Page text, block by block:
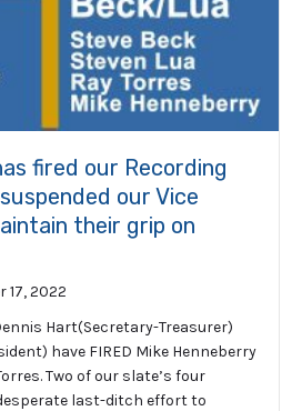
fired our Recording
our Vice
their grip on
17, 2022
Hart(Secretary-Treasurer)
have FIRED Mike Henneberry
Two of our slate’s four
last-ditch effort to